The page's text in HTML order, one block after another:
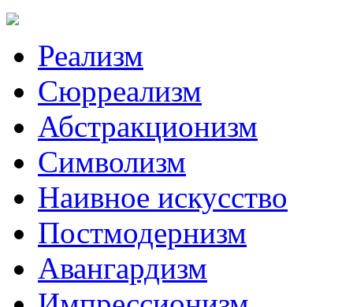
Реализм
Сюрреализм
Абстракционизм
Символизм
Наивное искусство
Постмодернизм
Авангардизм